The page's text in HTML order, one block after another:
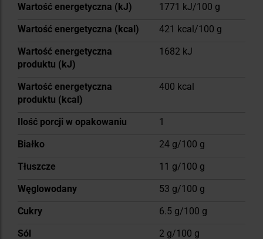
Wartość energetyczna (kJ)
1771 kJ/100 g
Wartość energetyczna (kcal)
421 kcal/100 g
Wartość energetyczna
produktu (kJ)
1682 kJ
Wartość energetyczna
produktu (kcal)
400 kcal
Ilość porcji w opakowaniu
1
Białko
24 g/100 g
Tłuszcze
11 g/100 g
Węglowodany
53 g/100 g
Cukry
6.5 g/100 g
Sól
2 g/100 g